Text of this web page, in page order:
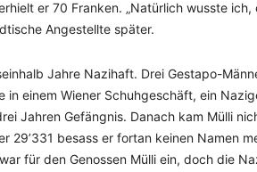
er 70 Franken. „Natürlich wusste ich,
Angestellte später.
Jahre Nazihaft. Drei Gestapo-
in einem Wiener Schuhgeschäft, ein
Jahren Gefängnis. Danach kam Mülli
29’331 besass er fortan keinen Namen
für den Genossen Mülli ein, doch die